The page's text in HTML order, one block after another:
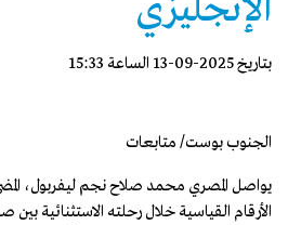
بتاريخ 2025-09-13 الساعة 15:33
الجنوب بوست/ متابعات
يواصل المصري محمد صلاح نجم ليفربول،
الأرقام القياسية خلال رحلته الاستثنائية